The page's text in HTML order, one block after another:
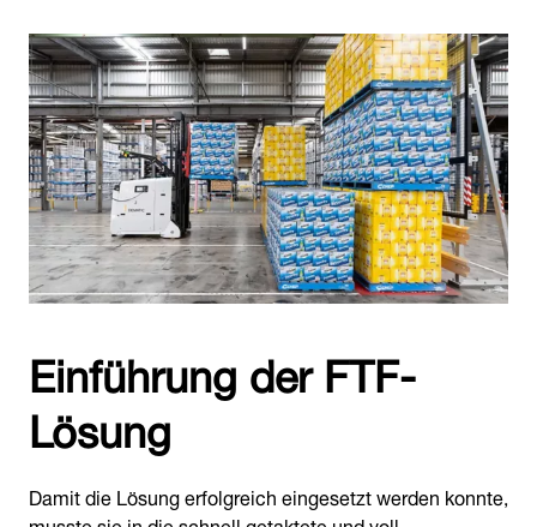
Einführung der FTF-
Lösung
Damit die Lösung erfolgreich eingesetzt werden konnte,